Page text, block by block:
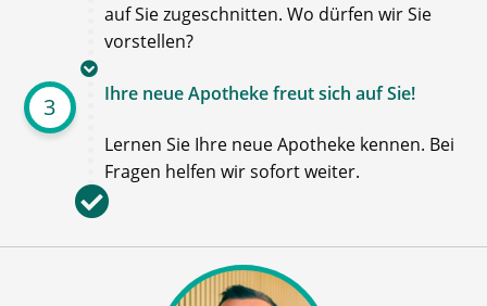
auf Sie zugeschnitten. Wo dürfen wir Sie
vorstellen?
3 Ihre neue Apotheke freut sich auf Sie!
Lernen Sie Ihre neue Apotheke kennen. Bei
Fragen helfen wir sofort weiter.